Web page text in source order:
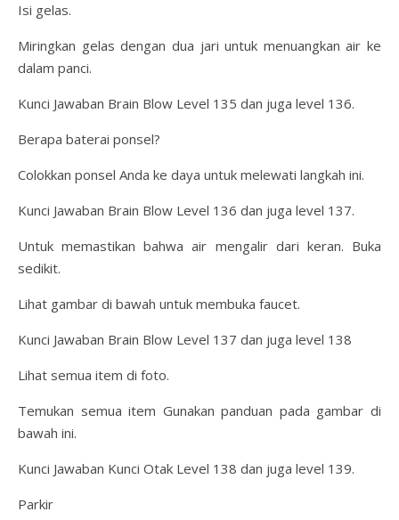
Isi gelas.
Miringkan gelas dengan dua jari untuk menuangkan air ke
dalam panci.
Kunci Jawaban Brain Blow Level 135 dan juga level 136.
Berapa baterai ponsel?
Colokkan ponsel Anda ke daya untuk melewati langkah ini.
Kunci Jawaban Brain Blow Level 136 dan juga level 137.
Untuk memastikan bahwa air mengalir dari keran. Buka
sedikit.
Lihat gambar di bawah untuk membuka faucet.
Kunci Jawaban Brain Blow Level 137 dan juga level 138
Lihat semua item di foto.
Temukan semua item Gunakan panduan pada gambar di
bawah ini.
Kunci Jawaban Kunci Otak Level 138 dan juga level 139.
Parkir